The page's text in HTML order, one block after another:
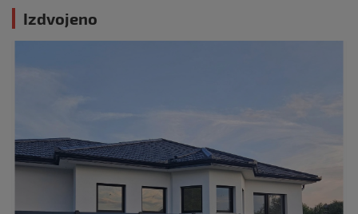
Izdvojeno